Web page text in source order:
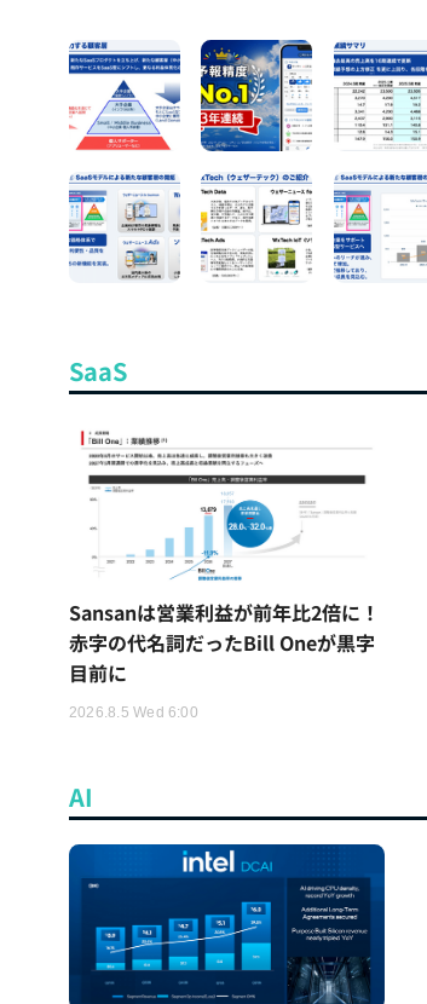
SaaS
Sansanは営業利益が前年比2倍に！
赤字の代名詞だったBill Oneが黒字
目前に
2026.8.5 Wed 6:00
AI